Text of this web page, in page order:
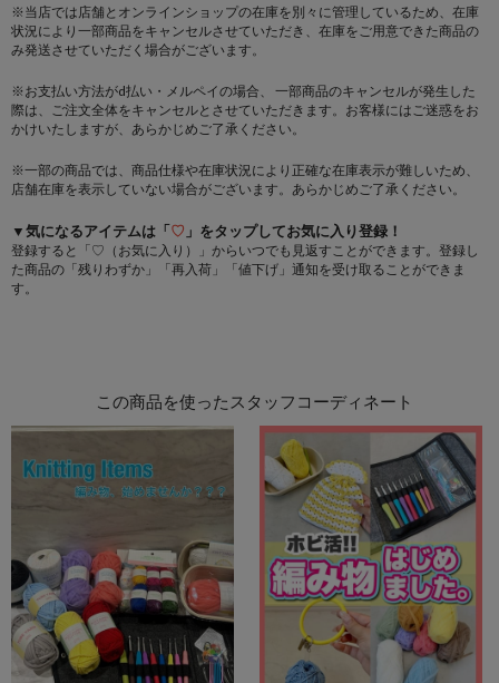
※当店では店舗とオンラインショップの在庫を別々に管理しているため、在庫
状況により一部商品をキャンセルさせていただき、在庫をご用意できた商品の
み発送させていただく場合がございます。
※お支払い方法がd払い・メルペイの場合、 一部商品のキャンセルが発生した
際は、ご注文全体をキャンセルとさせていただきます。お客様にはご迷惑をお
かけいたしますが、あらかじめご了承ください。
※一部の商品では、商品仕様や在庫状況により正確な在庫表示が難しいため、
店舗在庫を表示していない場合がございます。あらかじめご了承ください。
▼気になるアイテムは「♡ 」をタップしてお気に入り登録！
登録すると「♡（お気に入り）」からいつでも見返すことができます。登録し
た商品の「残りわずか」「再入荷」「値下げ」通知を受け取ることができま
す。
この商品を使ったスタッフコーディネート